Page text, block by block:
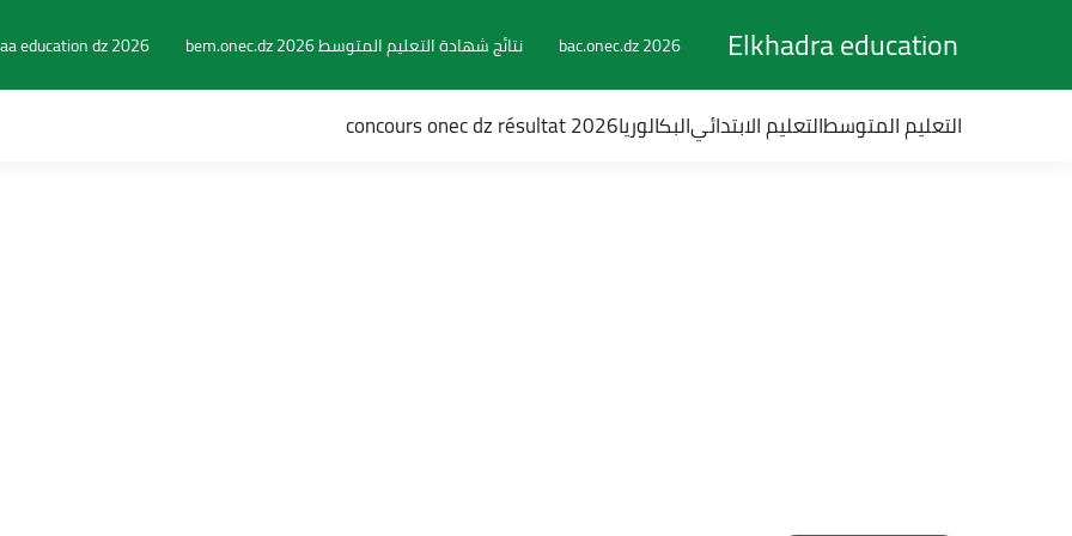
Elkhadra education
bac.onec.dz 2026 نتائج شهادة التعليم المتوسط 2026 bem.onec.dz education dz 2026
التعليم المتوسطالتعليم الابتدائيالبكالورياconcours onec dz résultat 2026